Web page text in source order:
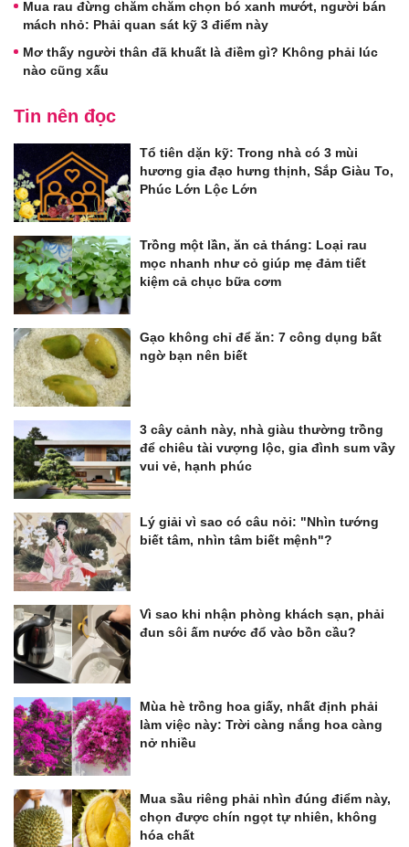
Mua rau đừng chăm chăm chọn bó xanh mướt, người bán
mách nhỏ: Phải quan sát kỹ 3 điểm này
Mơ thấy người thân đã khuất là điềm gì? Không phải lúc
nào cũng xấu
Tin nên đọc
Tổ tiên dặn kỹ: Trong nhà có 3 mùi
hương gia đạo hưng thịnh, Sắp Giàu To,
Phúc Lớn Lộc Lớn
Trồng một lần, ăn cả tháng: Loại rau
mọc nhanh như cỏ giúp mẹ đảm tiết
kiệm cả chục bữa cơm
Gạo không chỉ để ăn: 7 công dụng bất
ngờ bạn nên biết
3 cây cảnh này, nhà giàu thường trồng
để chiêu tài vượng lộc, gia đình sum vầy
vui vẻ, hạnh phúc
Lý giải vì sao có câu nỏi: "Nhìn tướng
biết tâm, nhìn tâm biết mệnh"?
Vì sao khi nhận phòng khách sạn, phải
đun sôi ấm nước đổ vào bồn cầu?
Mùa hè trồng hoa giấy, nhất định phải
làm việc này: Trời càng nắng hoa càng
nở nhiều
Mua sầu riêng phải nhìn đúng điểm này,
chọn được chín ngọt tự nhiên, không
hóa chất